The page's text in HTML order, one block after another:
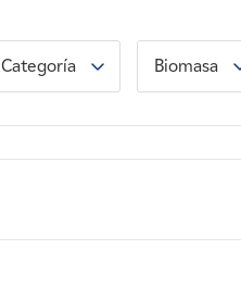
Categoría Biomasa